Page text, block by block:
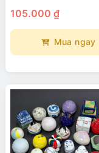
₫
₫
105.000 ₫
Mua ngay
phẩm
này
nhiều
biến
thể.